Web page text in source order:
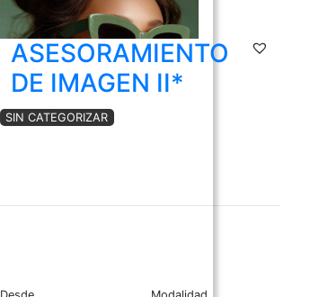
ASESORAMIENTO
DE IMAGEN II*
SIN CATEGORIZAR